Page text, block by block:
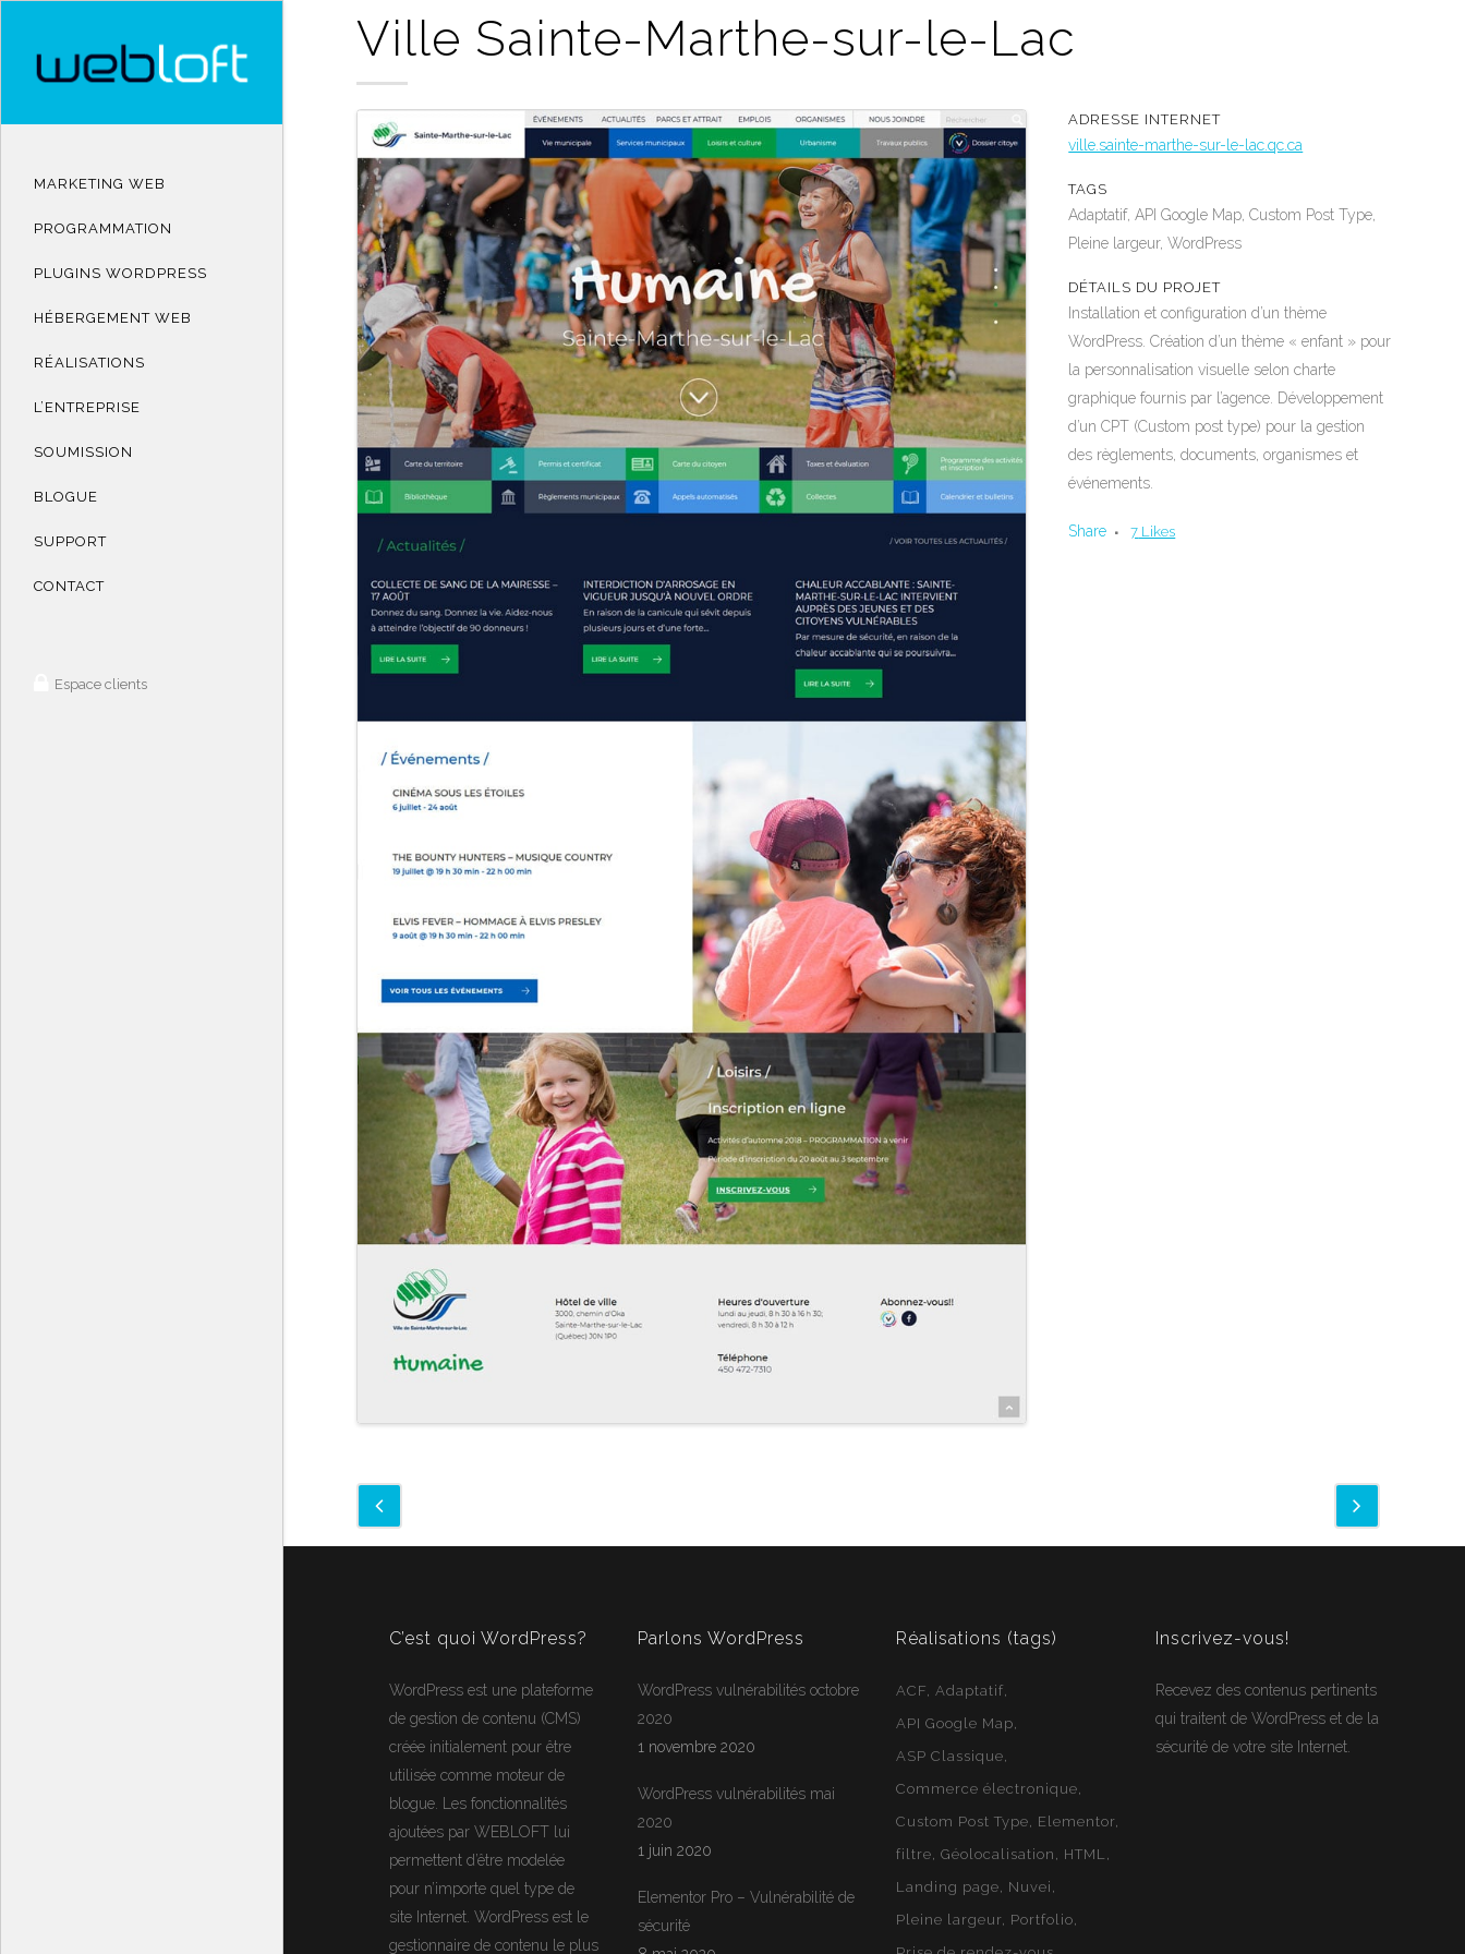
MARKETING WEB
PROGRAMMATION
PLUGINS WORDPRESS
HÉBERGEMENT WEB
RÉALISATIONS
L’ENTREPRISE
SOUMISSION
BLOGUE
SUPPORT
CONTACT
Espace clients
Ville Sainte-Marthe-sur-le-Lac
ADRESSE INTERNET
ville.sainte-marthe-sur-le-lac.qc.ca
TAGS
Adaptatif, API Google Map, Custom Post Type,
Pleine largeur, WordPress
DÉTAILS DU PROJET
Installation et configuration d’un thème
WordPress. Création d’un thème « enfant » pour
la personnalisation visuelle selon charte
graphique fournis par l’agence. Développement
d’un CPT (Custom post type) pour la gestion
des règlements, documents, organismes et
événements.
Share 7 Likes
C’est quoi WordPress?
WordPress est une plateforme
de gestion de contenu (CMS)
créée initialement pour être
utilisée comme moteur de
blogue. Les fonctionnalités
ajoutées par WEBLOFT lui
permettent d’être modelée
pour n’importe quel type de
site Internet. WordPress est le
gestionnaire de contenu le plus
Parlons WordPress
WordPress vulnérabilités octobre
2020
1 novembre 2020
WordPress vulnérabilités mai
2020
1 juin 2020
Elementor Pro – Vulnérabilité de
sécurité
Réalisations (tags)
ACF Adaptatif
API Google Map
ASP Classique
Commerce électronique
Custom Post Type
Elementor
filtre Géolocalisation
HTML
Landing page
Nuvei
Pleine largeur Portfolio
Inscrivez-vous!
Recevez des contenus pertinents
qui traitent de WordPress et de la
sécurité de votre site Internet.